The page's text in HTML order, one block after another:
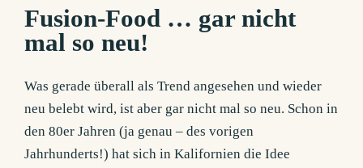
Fusion-Food … gar nicht
mal so neu!
Was gerade überall als Trend angesehen und wieder
neu belebt wird, ist aber gar nicht mal so neu. Schon in
den 80er Jahren (ja genau – des vorigen
Jahrhunderts!) hat sich in Kalifornien die Idee